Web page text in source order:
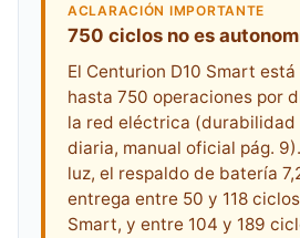
ACLARACIÓN IMPORTANTE
750 ciclos no es
El Centurion D10 Smart
hasta 750 operaciones por
la red eléctrica (durabilidad
diaria, manual oficial pág.
luz, el respaldo de batería
entrega entre 50 y 118
Smart, y entre 104 y 189